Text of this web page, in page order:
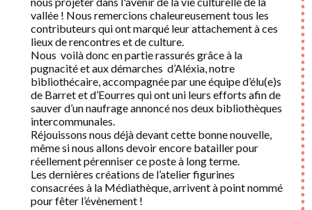
vallée ! Nous remercions chaleureusement tous les
contributeurs qui ont marqué leur attachement à ces
lieux de rencontres et de culture.
Nous voilà donc en partie rassurés grâce à la
pugnacité et aux démarches d’Aléxia, notre
bibliothécaire, accompagnée par une équipe d’élu(e)s
de Barret et d’Eourres qui ont uni leurs efforts afin de
sauver d’un naufrage annoncé nos deux bibliothèques
intercommunales.
Réjouissons nous déjà devant cette bonne nouvelle,
même si nous allons devoir encore batailler pour
réellement pérenniser ce poste à long terme.
Les dernières créations de l’atelier figurines
consacrées à la Médiathèque, arrivent à point nommé
pour fêter l’évènement !